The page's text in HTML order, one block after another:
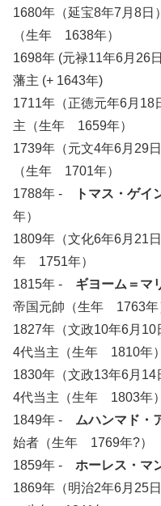
1680年（延宝8年7月8
（生年 1638年）
1698年 (元禄11年6月26
藩主 (+ 1643年)
1711年（正徳元年6月
主（生年 1659年）
1739年（元文4年6月29
（生年 1701年）
1788年 -
トマス・ゲイ
年）
1809年（文化6年6月21
年 1751年）
1815年 - ギヨーム＝マ
帝国元帥（生年 1763年
1827年（文政10年6月
4代当主（生年 1810年）
1830年（文政13年6月
4代当主（生年 1803年）
1849年 - ムハンマド・
始者（生年 1769年?）
1859年 - ホーレス・マ
1869年（明治2年6月25